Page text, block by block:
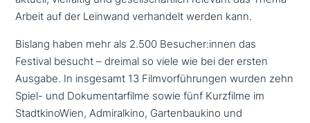
Arbeit auf der Leinwand verhandelt werden kann.
Bislang haben mehr als 2.500 Besucher:innen das
Festival besucht – dreimal so viele wie bei der ersten
Ausgabe. In insgesamt 13 Filmvorführungen wurden zehn
Spiel- und Dokumentarfilme sowie fünf Kurzfilme im
StadtkinoWien, Admiralkino, Gartenbaukino und